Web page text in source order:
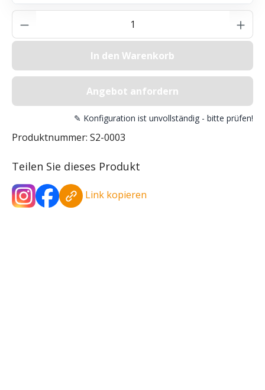
Produkt Anzahl: Gib den gewünschten
In den Warenkorb
Angebot anfordern
✎ Konfiguration ist unvollständig - bitte prüfen!
Produktnummer: S2-0003
Teilen Sie dieses Produkt
Link kopieren